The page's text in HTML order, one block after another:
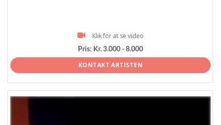
Klik for at se video
Pris: Kr. 3.000 - 8.000
KONTAKT ARTISTEN